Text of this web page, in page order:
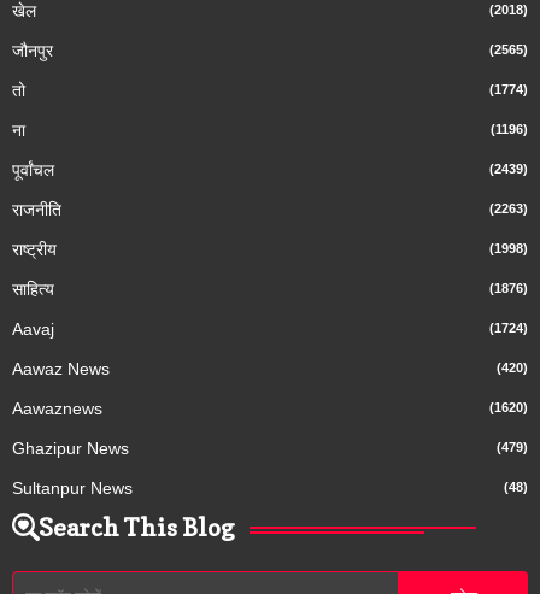
खेल (2018)
जौनपुर (2565)
तो (1774)
ना (1196)
पूर्वांचल (2439)
राजनीति (2263)
राष्ट्रीय (1998)
साहित्य (1876)
Aavaj (1724)
Aawaz News (420)
Aawaznews (1620)
Ghazipur News (479)
Sultanpur News (48)
Search This Blog